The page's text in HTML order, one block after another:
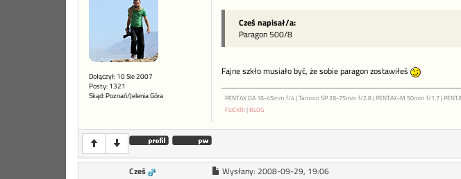
Dołączył: 10 Sie 2007
Posty: 1321
Skąd: Poznań/Jelenia Góra
Cześ napisał/a:
Paragon 500/8
Fajne szkło musiało być, że sobie paragon zostawiłeś
PENTAX DA 16-45mm f/4 | Tamron SP 28-75mm f/2.8 | PENTAX-M 50mm f/1.7 |
FLICKR!|BLOG
Cześ Wysłany: 2008-09-29, 19:06